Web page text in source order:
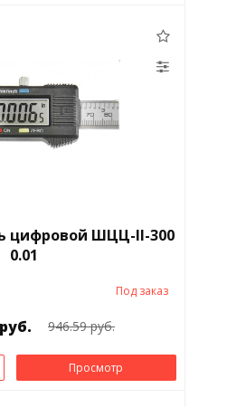
цифровой ШЦЦ-II-300
0.01
Под заказ
946.59 руб.
Просмотр